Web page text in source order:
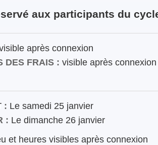
aux participants du
après connexion
DES FRAIS : visible après connexion
: Le samedi 25 janvier
: Le dimanche 26 janvier
et heures visibles après connexion